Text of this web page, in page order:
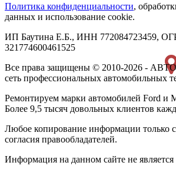
Политика конфиденциальности,
данных и использование cookie.
ИП Баутина Е.Б., ИНН 772084723459,
321774600461525
Все права защищены © 2010-2026 -
сеть профессиональных автомобильных
Ремонтируем марки автомобилей Ford и
Более 9,5 тысяч довольных клиентов
Любое копирование информации только
согласия правообладателей.
Информация на данном сайте не